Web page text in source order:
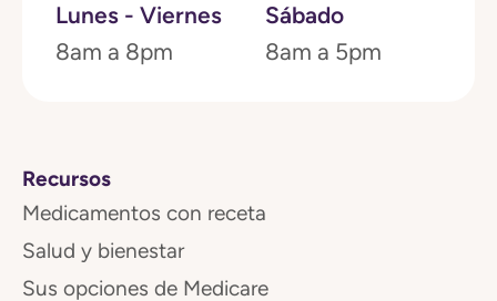
Lunes - Viernes
8am a 8pm
Sábado
8am a 5pm
Recursos
Medicamentos con receta
Salud y bienestar
Sus opciones de Medicare